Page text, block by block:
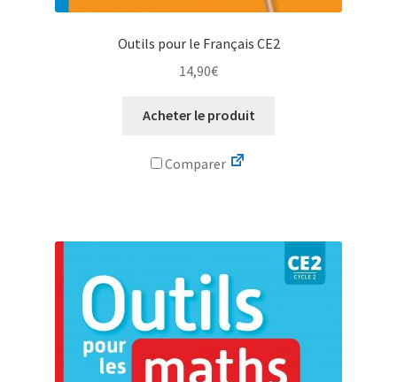
Outils pour le Français CE2
14,90€
Acheter le produit
Comparer